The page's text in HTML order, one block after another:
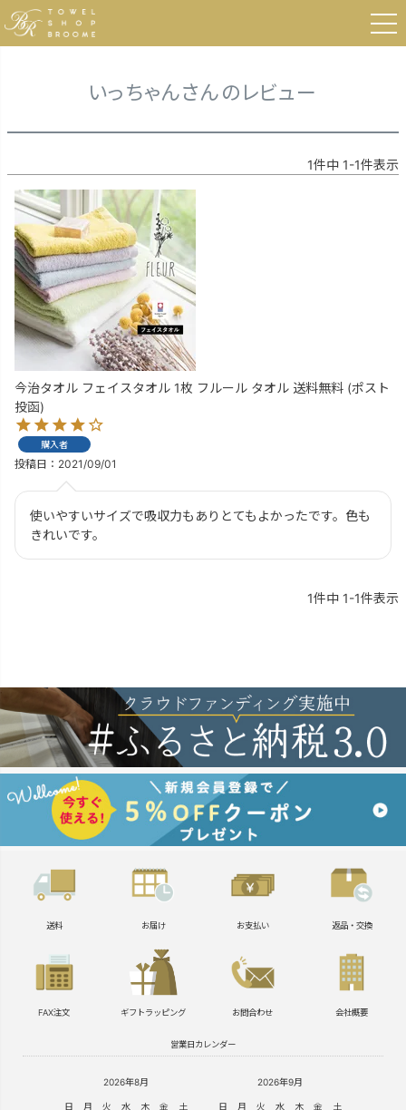
HOME いっちゃんさんのレビュー
いっちゃんさんのレビュー
1件中 1-1件表示
今治タオル フェイスタオル 1枚 フルール タオル 送料無料 (ポスト
投函)
購入者
投稿日 2021/09/01
使いやすいサイズで吸収力もありとてもよかったです。色も
きれいです。
1件中 1-1件表示
送料 お届け お支払い 返品・交換
FAX注文 ギフトラッピング お問合わせ 会社概要
営業日カレンダー
2026年8月
日 月 火 水 木 金 土
2026年9月
日 月 火 水 木 金 土